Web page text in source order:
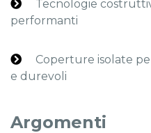
Tecnologie
performanti
Coperture isolate
e durevoli
Argomenti